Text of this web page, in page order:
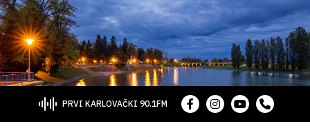
PRVI KARLOVAČKI 90.1FM